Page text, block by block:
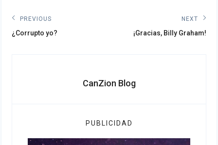
Navegación
de
PREVIOUS
Previous
¿Corrupto yo?
NEXT
Next
¡Gracias, Billy Graham!
CanZion Blog
PUBLICIDAD